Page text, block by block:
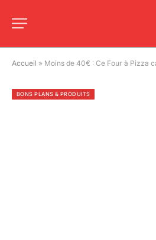
Accueil » Moins de 40€ : Ce Four à Pizza
BONS PLANS & PRODUITS